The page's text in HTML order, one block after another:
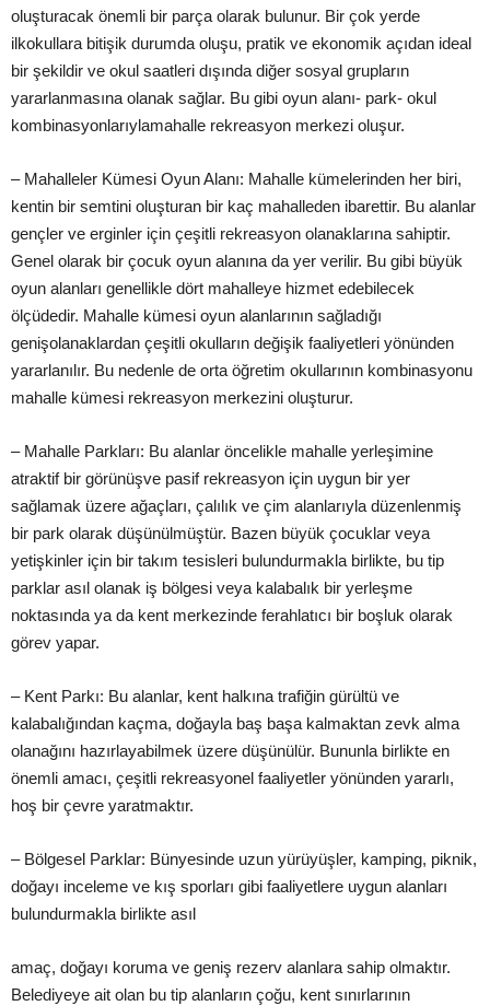
oluşturacak önemli bir parça olarak bulunur. Bir çok yerde
ilkokullara bitişik durumda oluşu, pratik ve ekonomik açıdan ideal
bir şekildir ve okul saatleri dışında diğer sosyal grupların
yararlanmasına olanak sağlar. Bu gibi oyun alanı- park- okul
kombinasyonlarıylamahalle rekreasyon merkezi oluşur.
– Mahalleler Kümesi Oyun Alanı: Mahalle kümelerinden her biri,
kentin bir semtini oluşturan bir kaç mahalleden ibarettir. Bu alanlar
gençler ve erginler için çeşitli rekreasyon olanaklarına sahiptir.
Genel olarak bir çocuk oyun alanına da yer verilir. Bu gibi büyük
oyun alanları genellikle dört mahalleye hizmet edebilecek
ölçüdedir. Mahalle kümesi oyun alanlarının sağladığı
genişolanaklardan çeşitli okulların değişik faaliyetleri yönünden
yararlanılır. Bu nedenle de orta öğretim okullarının kombinasyonu
mahalle kümesi rekreasyon merkezini oluşturur.
– Mahalle Parkları: Bu alanlar öncelikle mahalle yerleşimine
atraktif bir görünüşve pasif rekreasyon için uygun bir yer
sağlamak üzere ağaçları, çalılık ve çim alanlarıyla düzenlenmiş
bir park olarak düşünülmüştür. Bazen büyük çocuklar veya
yetişkinler için bir takım tesisleri bulundurmakla birlikte, bu tip
parklar asıl olanak iş bölgesi veya kalabalık bir yerleşme
noktasında ya da kent merkezinde ferahlatıcı bir boşluk olarak
görev yapar.
– Kent Parkı: Bu alanlar, kent halkına trafiğin gürültü ve
kalabalığından kaçma, doğayla baş başa kalmaktan zevk alma
olanağını hazırlayabilmek üzere düşünülür. Bununla birlikte en
önemli amacı, çeşitli rekreasyonel faaliyetler yönünden yararlı,
hoş bir çevre yaratmaktır.
– Bölgesel Parklar: Bünyesinde uzun yürüyüşler, kamping, piknik,
doğayı inceleme ve kış sporları gibi faaliyetlere uygun alanları
bulundurmakla birlikte asıl
amaç, doğayı koruma ve geniş rezerv alanlara sahip olmaktır.
Belediyeye ait olan bu tip alanların çoğu, kent sınırlarının